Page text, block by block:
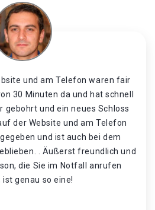
und am Telefon waren fair
30 Minuten da und hat schnell
gebohrt und ein neues Schloss
der Website und am Telefon
und ist auch bei dem
. Äußerst freundlich und
die Sie im Notfall anrufen
ist genau so eine!